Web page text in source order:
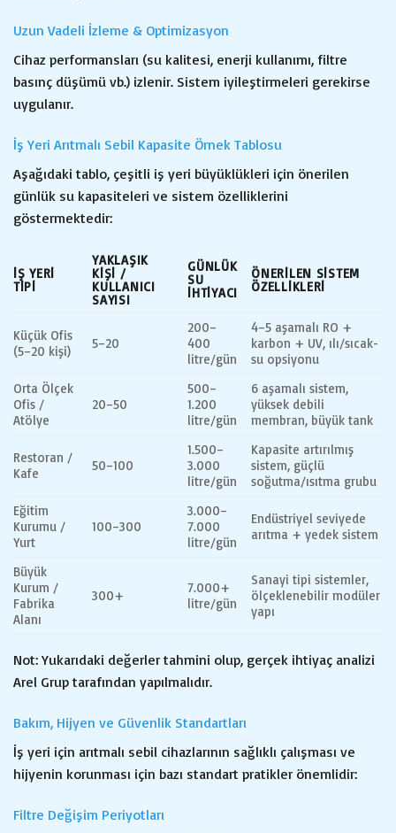
Uzun Vadeli İzleme & Optimizasyon
Cihaz performansları (su kalitesi, enerji kullanımı, filtre
basınç düşümü vb.) izlenir. Sistem iyileştirmeleri gerekirse
uygulanır.
İş Yeri Arıtmalı Sebil Kapasite Örnek Tablosu
Aşağıdaki tablo, çeşitli iş yeri büyüklükleri için önerilen
günlük su kapasiteleri ve sistem özelliklerini
göstermektedir:
İŞ YERI
TIPI
YAKLAŞIK
KIŞI /
KULLANICI
SAYISI
GÜNLÜK
SU
İHTIYACI
ÖNERILEN SISTEM
ÖZELLIKLERI
Küçük Ofis
(5–20 kişi)
5–20
200–
400
litre/gün
4–5 aşamalı RO +
karbon + UV, ılı/sıcak-
su opsiyonu
Orta Ölçek
Ofis /
Atölye
20–50
500–
1.200
litre/gün
6 aşamalı sistem,
yüksek debili
membran, büyük tank
Restoran /
Kafe
50–100
1.500–
3.000
litre/gün
Kapasite artırılmış
sistem, güçlü
soğutma/ısıtma grubu
Eğitim
Kurumu /
Yurt
100–300
3.000–
7.000
litre/gün
Endüstriyel seviyede
arıtma + yedek sistem
Büyük
Kurum /
Fabrika
Alanı
300+
7.000+
litre/gün
Sanayi tipi sistemler,
ölçeklenebilir modüler
yapı
Not: Yukarıdaki değerler tahmini olup, gerçek ihtiyaç analizi
Arel Grup tarafından yapılmalıdır.
Bakım, Hijyen ve Güvenlik Standartları
İş yeri için arıtmalı sebil cihazlarının sağlıklı çalışması ve
hijyenin korunması için bazı standart pratikler önemlidir:
Filtre Değişim Periyotları